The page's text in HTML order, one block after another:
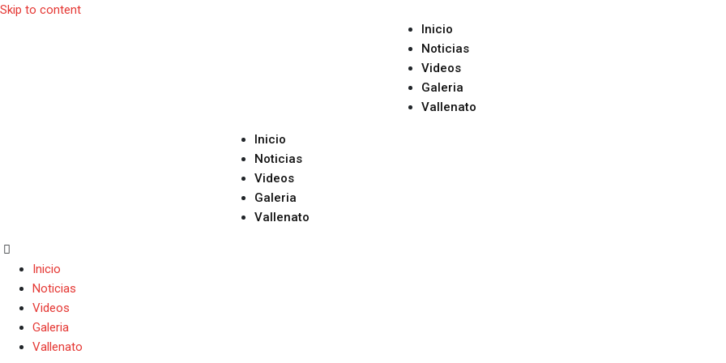
Skip to content
Inicio
Noticias
Videos
Galeria
Vallenato
Inicio
Noticias
Videos
Galeria
Vallenato
Inicio
Noticias
Videos
Galeria
Vallenato